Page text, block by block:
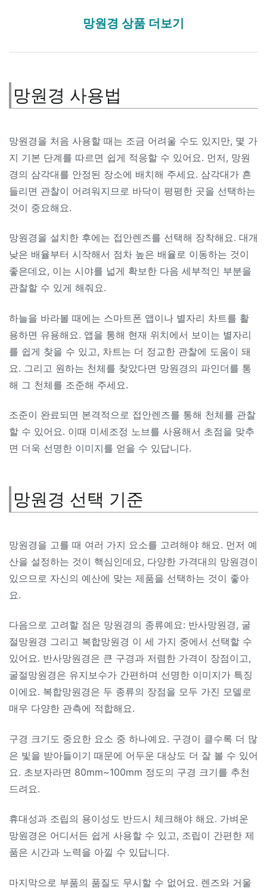
망원경 상품 더보기
망원경 사용법
망원경을 처음 사용할 때는 조금 어려울 수도 있지만, 몇 가
지 기본 단계를 따르면 쉽게 적응할 수 있어요. 먼저, 망원
경의 삼각대를 안정된 장소에 배치해 주세요. 삼각대가 흔
들리면 관찰이 어려워지므로 바닥이 평평한 곳을 선택하는
것이 중요해요.
망원경을 설치한 후에는 접안렌즈를 선택해 장착해요. 대개
낮은 배율부터 시작해서 점차 높은 배율로 이동하는 것이
좋은데요, 이는 시야를 넓게 확보한 다음 세부적인 부분을
관찰할 수 있게 해줘요.
하늘을 바라볼 때에는 스마트폰 앱이나 별자리 차트를 활
용하면 유용해요. 앱을 통해 현재 위치에서 보이는 별자리
를 쉽게 찾을 수 있고, 차트는 더 정교한 관찰에 도움이 돼
요. 그리고 원하는 천체를 찾았다면 망원경의 파인더를 통
해 그 천체를 조준해 주세요.
조준이 완료되면 본격적으로 접안렌즈를 통해 천체를 관찰
할 수 있어요. 이때 미세조정 노브를 사용해서 초점을 맞추
면 더욱 선명한 이미지를 얻을 수 있답니다.
망원경 선택 기준
망원경을 고를 때 여러 가지 요소를 고려해야 해요. 먼저 예
산을 설정하는 것이 핵심인데요, 다양한 가격대의 망원경이
있으므로 자신의 예산에 맞는 제품을 선택하는 것이 좋아
요.
다음으로 고려할 점은 망원경의 종류예요: 반사망원경, 굴
절망원경 그리고 복합망원경 이 세 가지 중에서 선택할 수
있어요. 반사망원경은 큰 구경과 저렴한 가격이 장점이고,
굴절망원경은 유지보수가 간편하며 선명한 이미지가 특징
이에요. 복합망원경은 두 종류의 장점을 모두 가진 모델로
매우 다양한 관측에 적합해요.
구경 크기도 중요한 요소 중 하나예요. 구경이 클수록 더 많
은 빛을 받아들이기 때문에 어두운 대상도 더 잘 볼 수 있어
요. 초보자라면 80mm~100mm 정도의 구경 크기를 추천
드려요.
휴대성과 조립의 용이성도 반드시 체크해야 해요. 가벼운
망원경은 어디서든 쉽게 사용할 수 있고, 조립이 간편한 제
품은 시간과 노력을 아낄 수 있답니다.
마지막으로 부품의 품질도 무시할 수 없어요. 렌즈와 거울